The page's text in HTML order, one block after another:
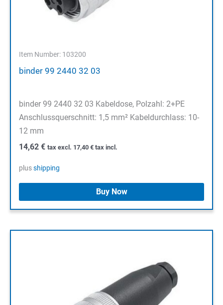
Item Number: 103200
binder 99 2440 32 03
binder 99 2440 32 03 Kabeldose, Polzahl: 2+PE
Anschlussquerschnitt: 1,5 mm² Kabeldurchlass: 10-
12 mm
14,62 € tax excl. 17,40 € tax incl.
plusshipping
Buy Now